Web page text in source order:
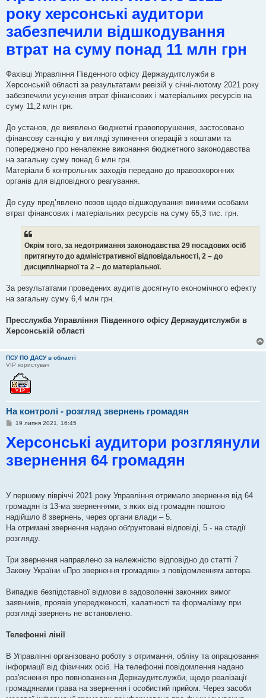
року херсонські аудитори
забезпечили відшкодування
втрат на суму понад 11 млн грн
Фахівці Управління Південного офісу Держаудитслужби в
Херсонській області за результатами ревізій у січні-лютому 2021 року
забезпечили усунення втрат фінансових і матеріальних ресурсів на
суму 11,2 млн грн.
До установ, де виявлено бюджетні правопорушення, застосовано
фінансову санкцію у вигляді зупинення операцій з коштами та
попереджено про неналежне виконання бюджетного законодавства
на загальну суму понад 6 млн грн.
Матеріали 6 контрольних заходів передано до правоохоронних
органів для відповідного реагування.
До суду пред’явлено позов щодо відшкодування винними особами
втрат фінансових і матеріальних ресурсів на суму 65,3 тис. грн.
Окрім того, за недотримання законодавства 29 посадових осіб
притягнуто до адміністративної відповідальності, 2 – до
дисциплінарної та 2 – до матеріальної.
За результатами проведених аудитів досягнуто економічного ефекту
на загальну суму 6,4 млн грн.
Пресслужба Управління Південного офісу Держаудитслужби в
Херсонській області
ПСУ ПО ДАСУ в області
VIP користувач
На контролі - розгляд звернень громадян
П
в
і
о
м
н
19 липня 2021, 16:45
Херсонські аудитори розглянули
звернення 64 громадян
У першому півріччі 2021 року Управління отримало звернення від 64
громадян із 13-ма зверненнями, з яких від громадян поштою
надійшло 8 звернень, через органи влади – 5.
На отримані звернення надано обґрунтовані відповіді, 5 - на стадії
розгляду.
Три звернення направлено за належністю відповідно до статті 7
Закону України «Про звернення громадян» з повідомленням автора.
Випадків безпідставної відмови в задоволенні законних вимог
заявників, проявів упередженості, халатності та формалізму при
розгляді звернень не встановлено.
Телефонні лінії
В Управлінні організовано роботу з отримання, обліку та опрацювання
інформації від фізичних осіб. На телефонні повідомлення надано
роз'яснення про повноваження Держаудитслужби, щодо реалізації
громадянами права на звернення і особистий прийом. Через засоби